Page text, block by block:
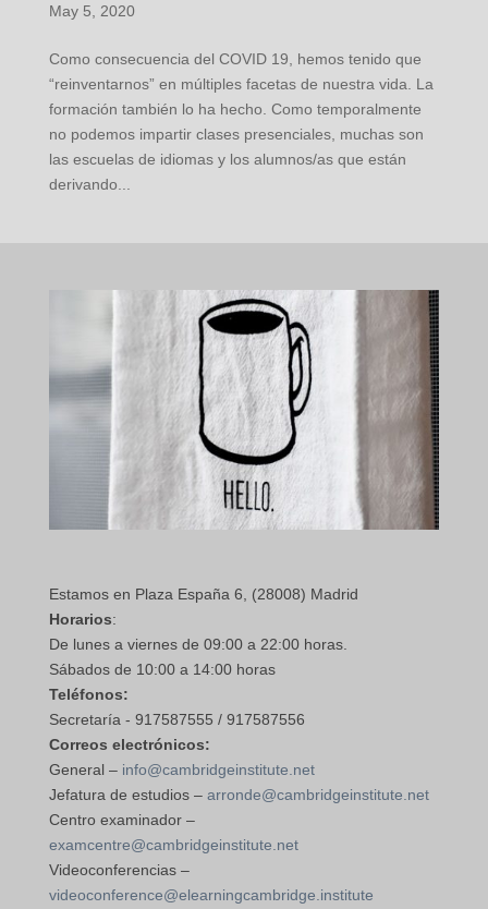
May 5, 2020
Como consecuencia del COVID 19, hemos tenido que
“reinventarnos” en múltiples facetas de nuestra vida. La
formación también lo ha hecho. Como temporalmente
no podemos impartir clases presenciales, muchas son
las escuelas de idiomas y los alumnos/as que están
derivando...
Estamos en Plaza España 6, (28008) Madrid
Horarios:
De lunes a viernes de 09:00 a 22:00 horas.
Sábados de 10:00 a 14:00 horas
Teléfonos:
Secretaría - 917587555 / 917587556
Correos electrónicos:
General – info@cambridgeinstitute.net
Jefatura de estudios – arronde@cambridgeinstitute.net
Centro examinador –
examcentre@cambridgeinstitute.net
Videoconferencias –
videoconference@elearningcambridge.institute